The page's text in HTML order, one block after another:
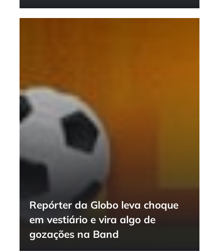
Repórter da Globo leva choque
em vestiário e vira algo de
gozações na Band